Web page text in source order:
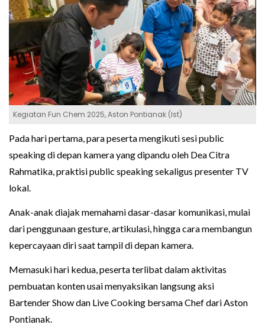
Kegiatan Fun Chem 2025, Aston Pontianak (Ist)
Pada hari pertama, para peserta mengikuti sesi public
speaking di depan kamera yang dipandu oleh Dea Citra
Rahmatika, praktisi public speaking sekaligus presenter TV
lokal.
Anak-anak diajak memahami dasar-dasar komunikasi, mulai
dari penggunaan gesture, artikulasi, hingga cara membangun
kepercayaan diri saat tampil di depan kamera.
Memasuki hari kedua, peserta terlibat dalam aktivitas
pembuatan konten usai menyaksikan langsung aksi
Bartender Show dan Live Cooking bersama Chef dari Aston
Pontianak.